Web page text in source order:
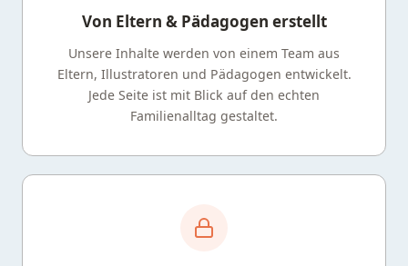
Von Eltern & Pädagogen erstellt
Unsere Inhalte werden von einem Team aus
Eltern, Illustratoren und Pädagogen entwickelt.
Jede Seite ist mit Blick auf den echten
Familienalltag gestaltet.